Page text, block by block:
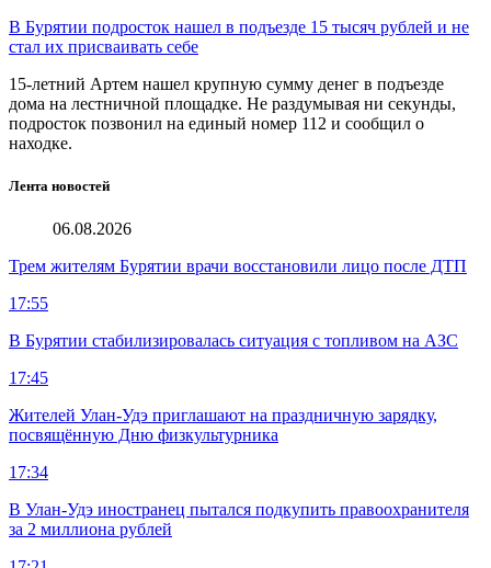
В Бурятии подросток нашел в подъезде 15 тысяч рублей и не
стал их присваивать себе
15-летний Артем нашел крупную сумму денег в подъезде
дома на лестничной площадке. Не раздумывая ни секунды,
подросток позвонил на единый номер 112 и сообщил о
находке.
Лента новостей
06.08.2026
Трем жителям Бурятии врачи восстановили лицо после ДТП
17:55
В Бурятии стабилизировалась ситуация с топливом на АЗС
17:45
Жителей Улан-Удэ приглашают на праздничную зарядку,
посвящённую Дню физкультурника
17:34
В Улан-Удэ иностранец пытался подкупить правоохранителя
за 2 миллиона рублей